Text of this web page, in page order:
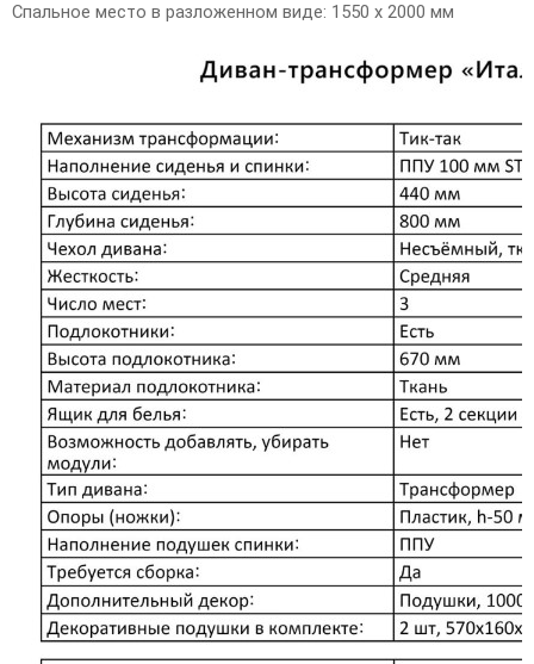
Спальное место в разложенном виде: 1550 х 2000 мм